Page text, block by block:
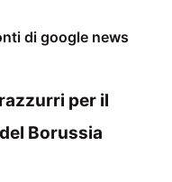
di google news
per il
Borussia